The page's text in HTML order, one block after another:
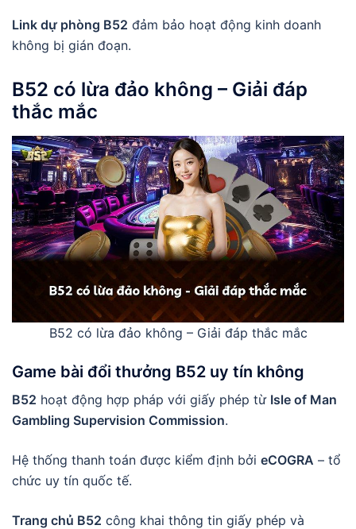
Link dự phòng B52 đảm bảo hoạt động kinh doanh
không bị gián đoạn.
B52 có lừa đảo không – Giải đáp
thắc mắc
B52 có lừa đảo không – Giải đáp thắc mắc
Game bài đổi thưởng B52 uy tín không
B52 hoạt động hợp pháp với giấy phép từ Isle of Man
Gambling Supervision Commission.
Hệ thống thanh toán được kiểm định bởi eCOGRA – tổ
chức uy tín quốc tế.
Trang chủ B52 công khai thông tin giấy phép và